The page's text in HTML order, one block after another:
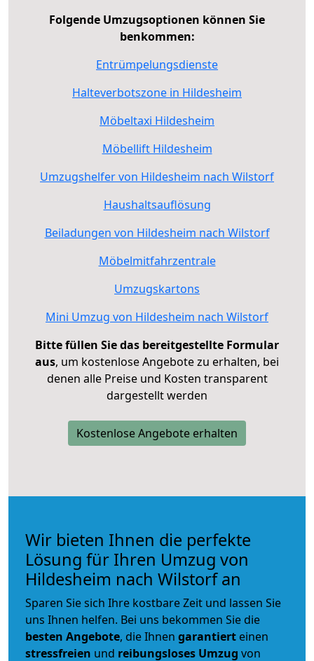
Folgende Umzugsoptionen können Sie
benkommen:
Entrümpelungsdienste
Halteverbotszone in Hildesheim
Möbeltaxi Hildesheim
Möbellift Hildesheim
Umzugshelfer von Hildesheim nach Wilstorf
Haushaltsauflösung
Beiladungen von Hildesheim nach Wilstorf
Möbelmitfahrzentrale
Umzugskartons
Mini Umzug von Hildesheim nach Wilstorf
Bitte füllen Sie das bereitgestellte Formular
aus, um kostenlose Angebote zu erhalten, bei
denen alle Preise und Kosten transparent
dargestellt werden
Kostenlose Angebote erhalten
Wir bieten Ihnen die perfekte
Lösung für Ihren Umzug von
Hildesheim nach Wilstorf an
Sparen Sie sich Ihre kostbare Zeit und lassen Sie
uns Ihnen helfen. Bei uns bekommen Sie die
besten Angebote, die Ihnen garantiert einen
stressfreien und reibungsloses Umzug von